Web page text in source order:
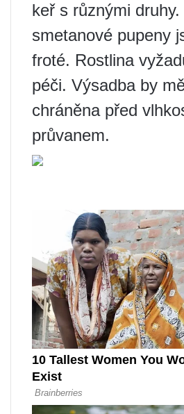
keř s různými
smetanové pupeny
froté. Rostlina
péči. Výsadba by
chráněna před
průvanem.